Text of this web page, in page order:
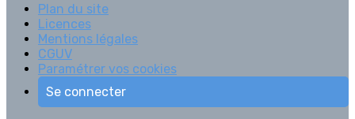
Plan du site
Licences
Mentions légales
CGUV
Paramétrer vos cookies
Se connecter